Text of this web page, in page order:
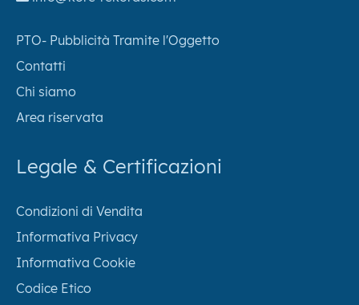
PTO- Pubblicità Tramite l'Oggetto
Contatti
Chi siamo
Area riservata
Legale & Certificazioni
Condizioni di Vendita
Informativa Privacy
Informativa Cookie
Codice Etico